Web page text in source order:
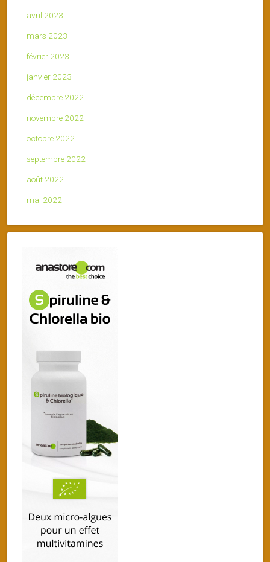
avril 2023
mars 2023
février 2023
janvier 2023
décembre 2022
novembre 2022
octobre 2022
septembre 2022
août 2022
mai 2022